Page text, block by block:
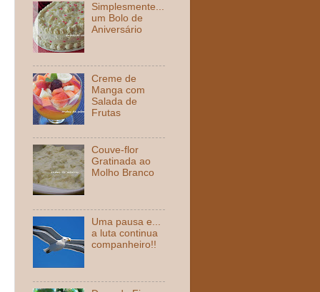
Simplesmente...
um Bolo de
Aniversário
Creme de
Manga com
Salada de
Frutas
Couve-flor
Gratinada ao
Molho Branco
Uma pausa e...
a luta continua
companheiro!!